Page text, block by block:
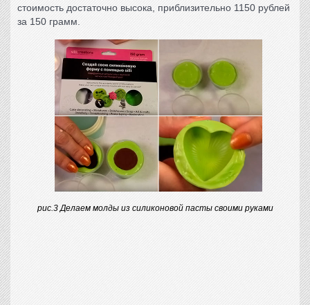
стоимость достаточно высока, приблизительно 1150 рублей
за 150 грамм.
рис.3 Делаем молды из силиконовой пасты своими руками